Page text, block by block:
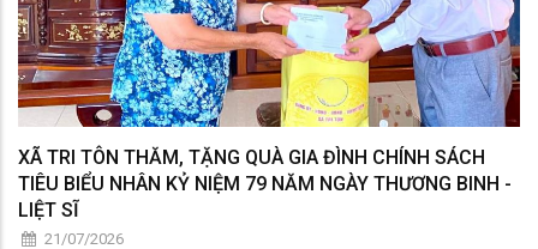
XÃ TRI TÔN THĂM, TẶNG QUÀ GIA ĐÌNH CHÍNH SÁCH
TIÊU BIỂU NHÂN KỶ NIỆM 79 NĂM NGÀY THƯƠNG BINH -
LIỆT SĨ
21/07/2026